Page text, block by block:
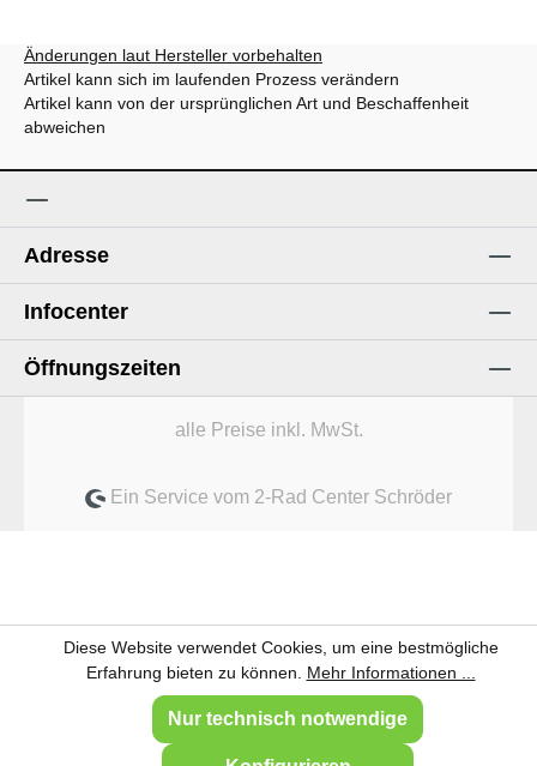
Änderungen laut Hersteller vorbehalten
Artikel kann sich im laufenden Prozess verändern
Artikel kann von der ursprünglichen Art und Beschaffenheit
abweichen
Adresse
Infocenter
Öffnungszeiten
alle Preise inkl. MwSt.
Ein Service vom 2-Rad Center Schröder
Diese Website verwendet Cookies, um eine bestmögliche
Erfahrung bieten zu können. Mehr Informationen ...
Nur technisch notwendige